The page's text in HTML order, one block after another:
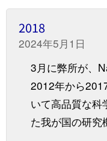
2018
2024年5月1日
3月に弊所が、
2012年から
いて高品質な科
た我が国の研究